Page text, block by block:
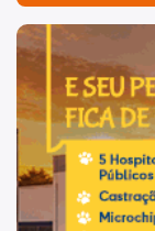
Acesso à
Participação
Quadro de
Acesso à
Organização
Imagem de um